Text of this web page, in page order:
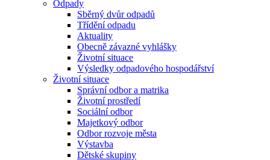
Odpady
Sběrný dvůr odpadů
Třídění odpadu
Aktuality
Obecně závazné vyhlášky
Životní situace
Výsledky odpadového hospodářství
Životní situace
Správní odbor a matrika
Životní prostředí
Sociální odbor
Majetkový odbor
Odbor rozvoje města
Výstavba
Dětské skupiny